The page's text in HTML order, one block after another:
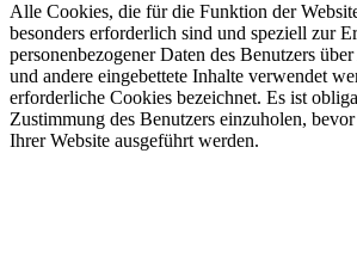
Alle Cookies, die für die Funktion der
besonders erforderlich sind und speziell zur
personenbezogener Daten des Benutzers
und andere eingebettete Inhalte verwendet
erforderliche Cookies bezeichnet. Es ist
Zustimmung des Benutzers einzuholen,
Ihrer Website ausgeführt werden.